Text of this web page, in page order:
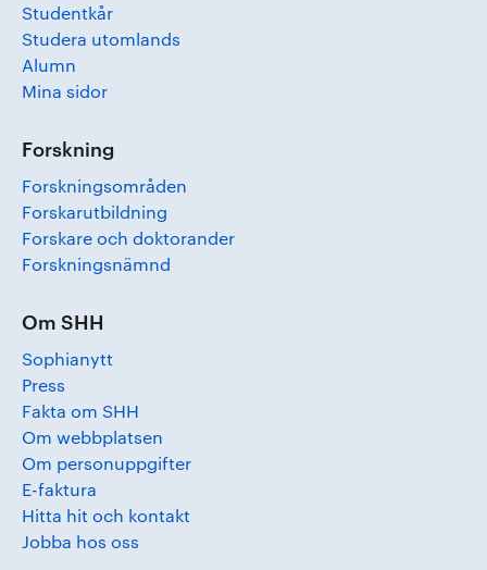
Studentkår
Studera utomlands
Alumn
Mina sidor
Forskning
Forskningsområden
Forskarutbildning
Forskare och doktorander
Forskningsnämnd
Om SHH
Sophianytt
Press
Fakta om SHH
Om webbplatsen
Om personuppgifter
E-faktura
Hitta hit och kontakt
Jobba hos oss